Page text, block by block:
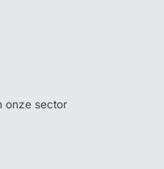
onze sector